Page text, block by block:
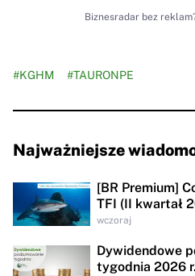
Biznesradar bez
#KGHM #TAURONPE
Najważniejsze
[BR Premium]
TFI (II kwartał
wczoraj
Dywidendowe
tygodnia 2026 r.